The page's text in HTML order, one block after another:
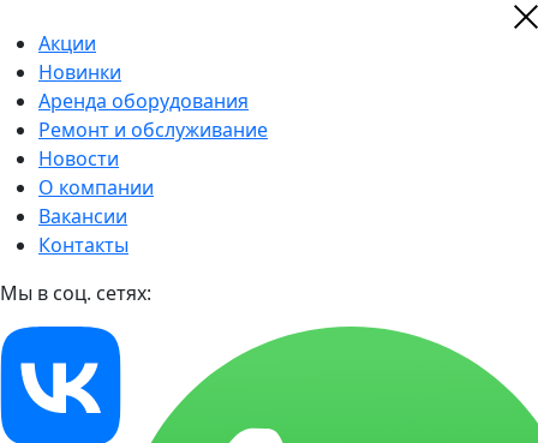
Акции
Новинки
Аренда оборудования
Ремонт и обслуживание
Новости
О компании
Вакансии
Контакты
Мы в соц. сетях: